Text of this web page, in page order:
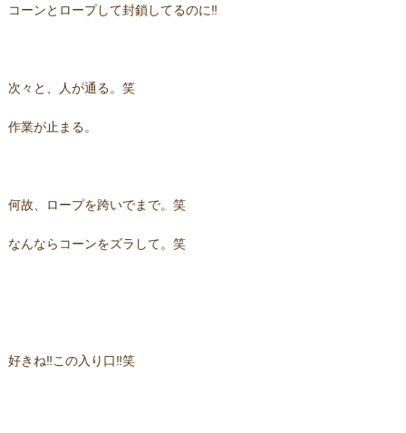
コーンとロープして封鎖してるのに‼
次々と、人が通る。笑
作業が止まる。
何故、ロープを跨いでまで。笑
なんならコーンをズラして。笑
好きね‼この入り口‼笑